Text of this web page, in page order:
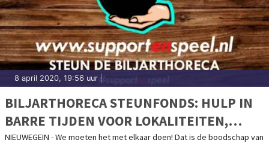
8 april 2020, 19:56 uur
BILJARTHORECA STEUNFONDS: HULP IN
BARRE TIJDEN VOOR LOKALITEITEN,
ZALEN, CAFÉS
NIEUWEGEIN - We moeten het met elkaar doen! Dat is de boodschap van